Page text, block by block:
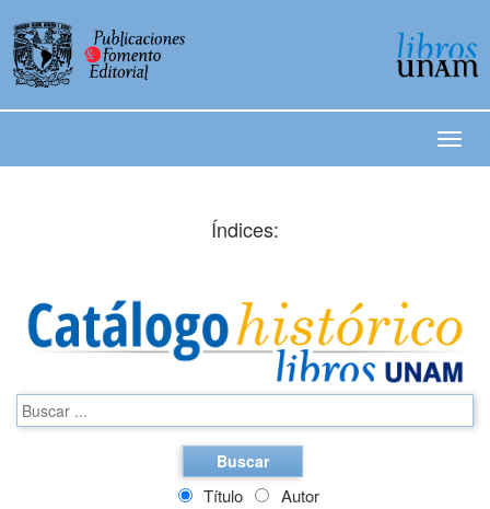
Índices:
Buscar
Título
Autor